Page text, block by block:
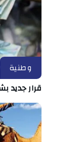
وطنية
قرار جديد